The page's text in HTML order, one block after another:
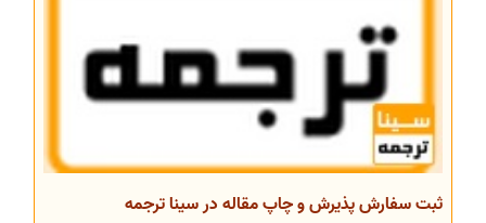
ثبت سفارش پذیرش و چاپ مقاله در سینا ترجمه